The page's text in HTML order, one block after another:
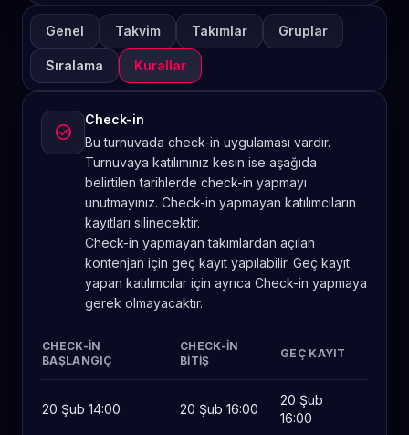
Genel Takvim Takımlar Gruplar
Sıralama Kurallar
check_circle
Check-in
Bu turnuvada check-in uygulaması vardır.
Turnuvaya katılımınız kesin ise aşağıda
belirtilen tarihlerde check-in yapmayı
unutmayınız. Check-in yapmayan katılımcıların
kayıtları silinecektir.
Check-in yapmayan takımlardan açılan
kontenjan için geç kayıt yapılabilir. Geç kayıt
yapan katılımcılar için ayrıca Check-in yapmaya
gerek olmayacaktır.
CHECK-IN
BAŞLANGIÇ
CHECK-IN
BITIŞ
GEÇ KAYIT
20 Şub 14:00 20 Şub 16:00
20 Şub
16:00